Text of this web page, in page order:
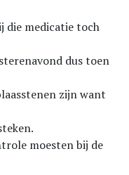
die medicatie toch
dus toen
zijn want
moesten bij de